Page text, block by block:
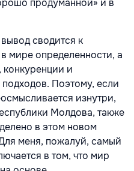
сводится к
мире определенности, а
конкуренции и
подходов. Поэтому, если
изнутри,
Молдова, также
в этом новом
меня, пожалуй, самый
в том, что мир